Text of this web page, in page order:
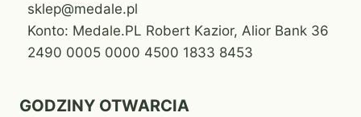
sklep@medale.pl
Konto: Medale.PL Robert Kazior, Alior Bank 36
2490 0005 0000 4500 1833 8453
GODZINY OTWARCIA